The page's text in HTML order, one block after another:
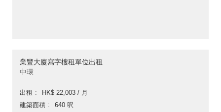
業豐大廈寫字樓租單位出租
中環
出租
HK$ 22,003 / 月
建築面積
640 呎